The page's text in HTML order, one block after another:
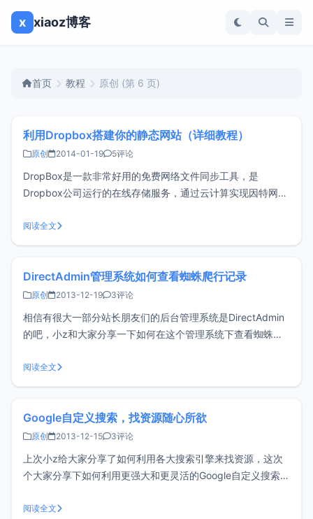
x xiaoz博客
首页 教程 原创 (第 6 页)
利用Dropbox搭建你的静态网站（详细教程）
原创 2014-01-19 5评论
DropBox是一款非常好用的免费网络文件同步工具，是
Dropbox公司运行的在线存储服务，通过云计算实现因特网上
大家分享一下如何使用dropbox来搭建静态网页。<br/ > 1、
首先你得拥有一个Dropbox账户，点击这里注册2、
阅读全文
DirectAdmin管理系统如何查看蜘蛛爬行记录
原创 2013-12-19 3评论
相信有很大一部分站长朋友们的后台管理系统是DirectAdmin
的吧，小z和大家分享一下如何在这个管理系统下查看蜘蛛的
百度：Baiduspider、谷歌：Googlebot、360搜索：
360Spider1、登陆DirectAdmin管理系统，然
阅读全文
Google自定义搜索，找资源随心所欲
原创 2013-12-15 3评论
上次小z给大家分享了如何利用各大搜索引擎来找资源，这次
个大家分享下如何利用更强大和更灵活的Google自定义搜索。
略），接下来开始啦！^_^1、首先打开谷歌自定搜索的网址：
阅读全文